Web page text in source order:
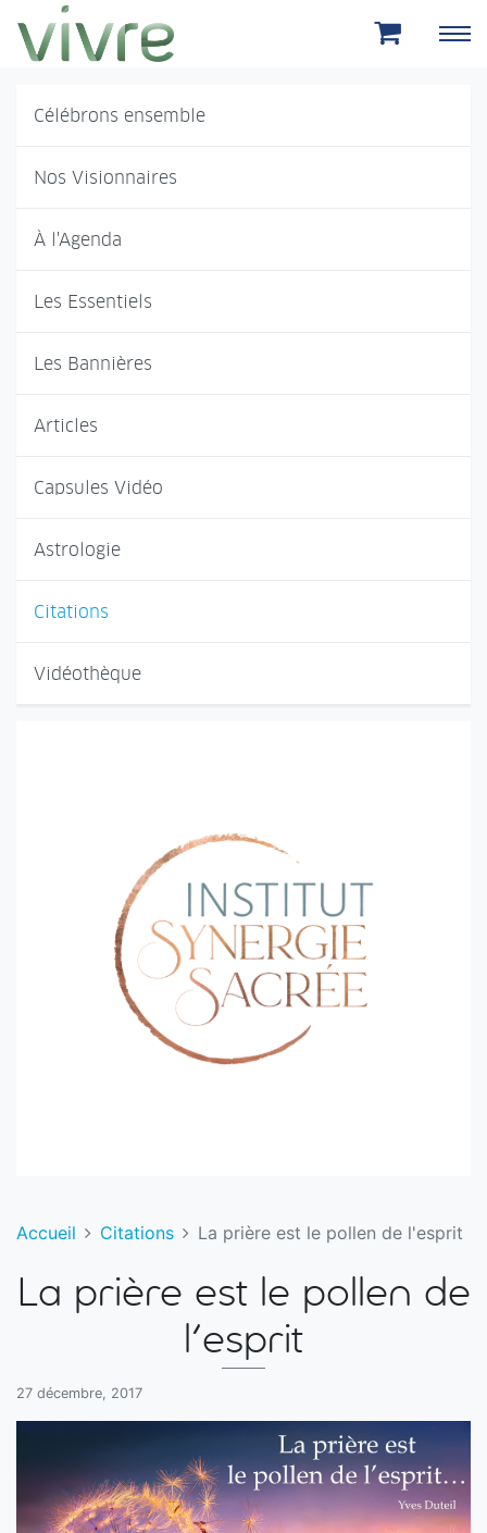
Aller au menu principal
Aller au contenu principal
Célébrons ensemble
Nos Visionnaires
À l'Agenda
Les Essentiels
Les Bannières
Articles
Capsules Vidéo
Astrologie
Citations
Vidéothèque
Accueil Citations La prière est le pollen de l'esprit
La prière est le pollen de
l'esprit
27 décembre, 2017